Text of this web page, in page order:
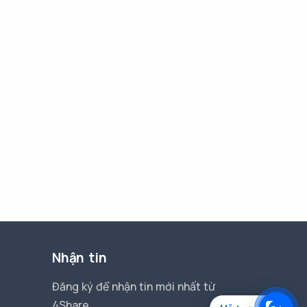
Nhận tin
Đăng ký để nhận tin mới nhất từ